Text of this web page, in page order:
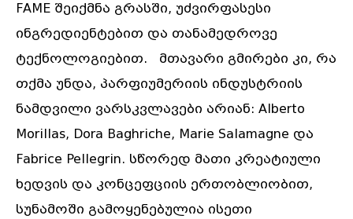
FAME შეიქმნა გრასში, უძვირფასესი
ინგრედიენტებით და თანამედროვე
ტექნოლოგიებით. მთავარი გმირები კი, რა
თქმა უნდა, პარფიუმერიის ინდუსტრიის
ნამდვილი ვარსკვლავები არიან: Alberto
Morillas, Dora Baghriche, Marie Salamagne და
Fabrice Pellegrin. სწორედ მათი კრეატიული
ხედვის და კონცეფციის ერთობლიობით,
სუნამოში გამოყენებულია ისეთი